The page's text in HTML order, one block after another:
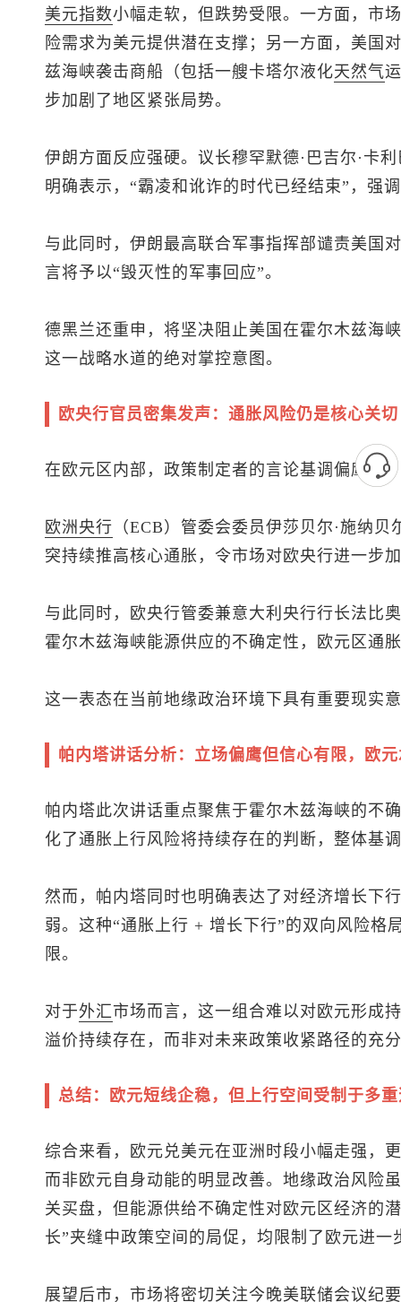
美元指数小幅走软，但跌势受限。一方面，市
险需求为美元提供潜在支撑；另一方面，美国
兹海峡袭击商船（包括一艘卡塔尔液化天然气
步加剧了地区紧张局势。
伊朗方面反应强硬。议长穆罕默德·巴吉尔·卡
明确表示，“霸凌和讹诈的时代已经结束”，强
与此同时，伊朗最高联合军事指挥部谴责美国
言将予以“毁灭性的军事回应”。
德黑兰还重申，将坚决阻止美国在霍尔木兹海
这一战略水道的绝对掌控意图。
欧央行官员密集发声：通胀风险仍是核心关切
在欧元区内部，政策制定者的言论基调偏鹰派。
欧洲央行 （ECB）管委会委员伊莎贝尔·施纳
突持续推高核心通胀，令市场对欧央行进一步
与此同时，欧央行管委兼意大利央行行长法比
霍尔木兹海峡能源供应的不确定性，欧元区通
这一表态在当前地缘政治环境下具有重要现实
帕内塔讲话分析：立场偏鹰但信心有限，欧
帕内塔此次讲话重点聚焦于霍尔木兹海峡的不
化了通胀上行风险将持续存在的判断，整体基
然而，帕内塔同时也明确表达了对经济增长下
弱。这种“通胀上行 + 增长下行”的双向风险格
限。
对于外汇市场而言，这一组合难以对欧元形
溢价持续存在，而非对未来政策收紧路径的充
总结：欧元短线企稳，但上行空间受制于多
综合来看， 欧元兑美元在亚洲时段小幅走强，
而非欧元自身动能的明显改善。地缘政治风险
关买盘，但能源供给不确定性对欧元区经济的
长”夹缝中政策空间的局促，均限制了欧元进一
展望后市，市场将密切关注今晚美联储会议纪